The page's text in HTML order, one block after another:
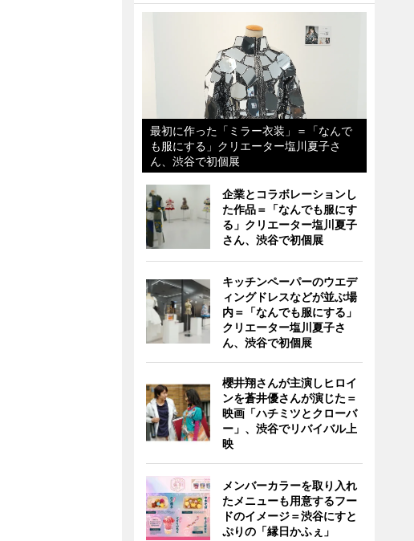
最初に作った「ミラー衣装」＝「なんで
も服にする」クリエーター塩川夏子さ
ん、渋谷で初個展
企業とコラボレーションし
た作品＝「なんでも服にす
る」クリエーター塩川夏子
さん、渋谷で初個展
キッチンペーパーのウエデ
ィングドレスなどが並ぶ場
内＝「なんでも服にする」
クリエーター塩川夏子さ
ん、渋谷で初個展
櫻井翔さんが主演しヒロイ
ンを蒼井優さんが演じた＝
映画「ハチミツとクローバ
ー」、渋谷でリバイバル上
映
メンバーカラーを取り入れ
たメニューも用意するフー
ドのイメージ＝渋谷にすと
ぷりの「縁日かふぇ」